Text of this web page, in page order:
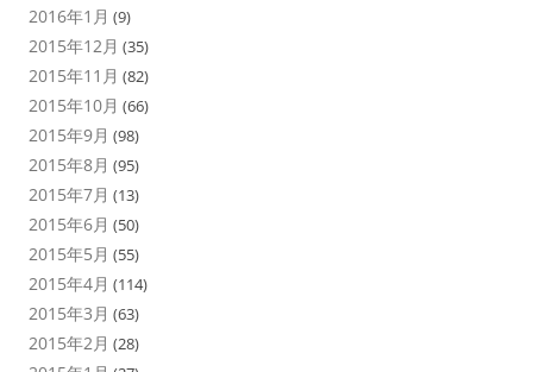
2016年1月 (9)
2015年12月 (35)
2015年11月 (82)
2015年10月 (66)
2015年9月 (98)
2015年8月 (95)
2015年7月 (13)
2015年6月 (50)
2015年5月 (55)
2015年4月 (114)
2015年3月 (63)
2015年2月 (28)